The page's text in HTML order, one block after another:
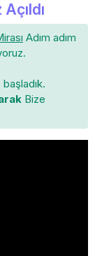
Adım adım
Bize